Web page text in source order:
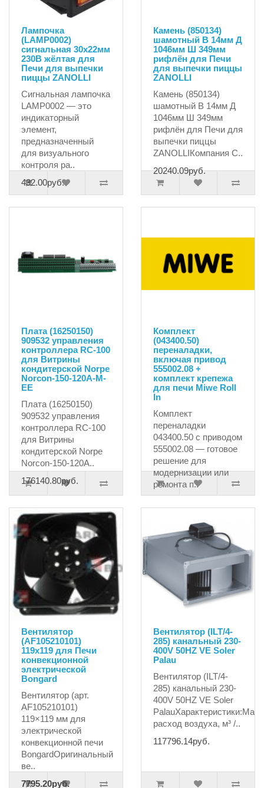
Лампочка
(LAMP0002)
сигнальная 30x22мм
230В жёлтая для
Печи для выпечки
пиццы ZANOLLI
Сигнальная лампочка
LAMP0002 — это
индикаторный
элемент,
предназначенный
для визуального
контроля ра..
432.00руб.
Камень (850134)
шамотный В 14мм Д
1046мм Ш 349мм
рифлён для Печи
для выпечки пиццы
ZANOLLI
Камень (850134)
шамотный В 14мм Д
1046мм Ш 349мм
рифлён для Печи для
выпечки пиццы
ZANOLLIКомпания С..
20240.09руб.
Плата (16250150)
909532 управления
контроллера RC-100
для Витрины
кондитерской Norpe
Norcon-150-120A-M-
EE
Плата (16250150)
909532 управления
контроллера RC-100
для Витрины
кондитерской Norpe
Norcon-150-120A..
176140.80руб.
Комплект
(043400.50)
переналадки,
включая привод
555002.08 +
комплект крепежа
для печи Miwe Roll
In
Комплект
переналадки
043400.50 с приводом
555002.08 — готовое
решение для
модернизации или
ремонта п..
Вентилятор
(AF105210101)
119х119 для Печи
конвекционной
электрической
Bongard
Вентилятор (арт.
AF105210101)
119×119 мм для
электрической
конвекционной печи
BongardОригинальный
ве..
7795.20руб.
Вентилятор (ILT/4-
285) канальный 230-
400V 50HZ VE Soler
Palau
Вентилятор (ILT/4-
285) канальный 230-
400V 50HZ VE Soler
PalauХарактеристики:Max
расход воздуха, м³ /..
117796.14руб.